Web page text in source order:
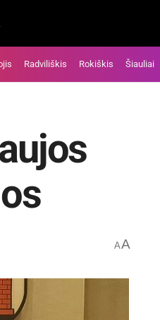
Radviliškis Rokiškis Šiauliai
AA